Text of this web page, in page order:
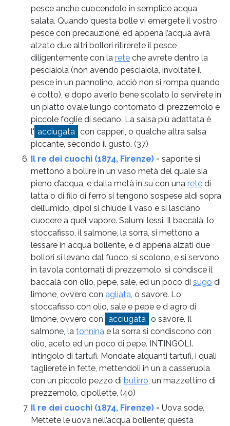
pesce anche cuocendolo in semplice acqua
salata. Quando questa bolle vi emergete il vostro
pesce con precauzione, ed appena l’acqua avrà
alzato due altri bollori ritirerete il pesce
diligentemente con la rete che avrete dentro la
pesciaiola (non avendo pesciaiola, involtate il
pesce in un pannolino, acciò non si rompa quando
è cotto), e dopo averlo bene scolato lo servirete in
un piatto ovale lungo contornato di prezzemolo e
piccole foglie di sedano. La salsa più adattata è
l' acciugata con capperi, o qualche altra salsa
piccante, secondo il gusto. (37)
Il re dei cuochi (1874, Firenze) = saporite si
mettono a bollire in un vaso metà del quale sia
pieno d’acqua, e dalla metà in su con una rete di
latta o di filo di ferro si tengono sospese aldi sopra
dell’umido, dipoi si chiude il vaso e si lasciano
cuocere a quel vapore. Salumi lessi. Il baccalà, lo
stoccafisso, il salmone, la sorra, si mettono a
lessare in acqua bollente, e d appena alzati due
bollori si levano dal fuoco, si scolono, e si servono
in tavola contornati di prezzemolo. si condisce il
baccalà con olio, pepe, sale, ed un poco di sugo di
limone, ovvero con agliata, o savore. Lo
stoccafisso con olio, sale e pepe e d agro di
limone, ovvero con acciugata o savore. Il
salmone, la tonnina e la sorra si condiscono con
olio, aceto ed un poco di pepe. INTINGOLI.
Intingolo di tartufi. Mondate alquanti tartufi, i quali
taglierete in fette, mettendoli in un a casseruola
con un piccolo pezzo di butirro, un mazzettino di
prezzemolo, cipollette, (40)
Il re dei cuochi (1874, Firenze) = Uova sode.
Mettete le uova nell’acqua bollente; questa